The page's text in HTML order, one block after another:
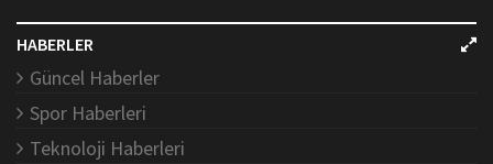
HABERLER
Güncel Haberler
Spor Haberleri
Teknoloji Haberleri